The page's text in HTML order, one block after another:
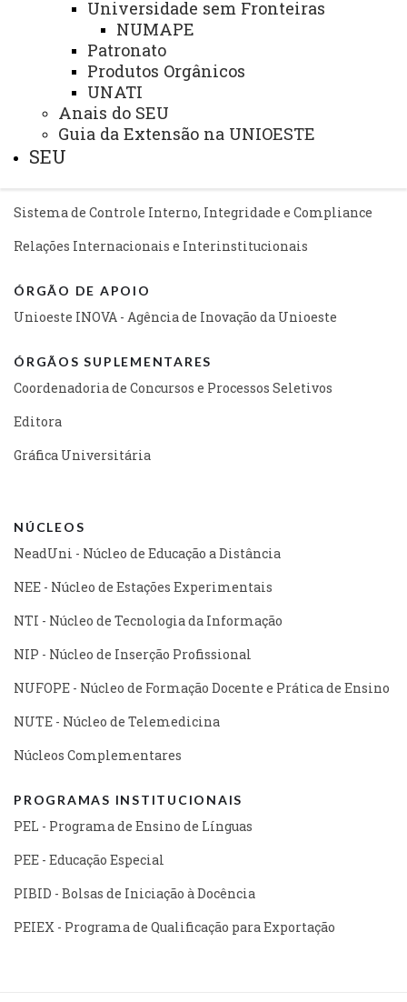
Universidade sem Fronteiras
NUMAPE
Patronato
Produtos Orgânicos
UNATI
Anais do SEU
Guia da Extensão na UNIOESTE
SEU
Avaliação Institucional
Convênios e Captação de Recursos
Corregedoria da Unioeste
Comunicação Social
Igualdade e Promoção Social
Sistema de Controle Interno, Integridade e Compliance
Relações Internacionais e Interinstitucionais
ÓRGÃO DE APOIO
Unioeste INOVA - Agência de Inovação da Unioeste
ÓRGÃOS SUPLEMENTARES
Coordenadoria de Concursos e Processos Seletivos
Editora
Gráfica Universitária
NÚCLEOS
NeadUni - Núcleo de Educação a Distância
NEE - Núcleo de Estações Experimentais
NTI - Núcleo de Tecnologia da Informação
NIP - Núcleo de Inserção Profissional
NUFOPE - Núcleo de Formação Docente e Prática de Ensino
NUTE - Núcleo de Telemedicina
Núcleos Complementares
PROGRAMAS INSTITUCIONAIS
PEL - Programa de Ensino de Línguas
PEE - Educação Especial
PIBID - Bolsas de Iniciação à Docência
PEIEX - Programa de Qualificação para Exportação